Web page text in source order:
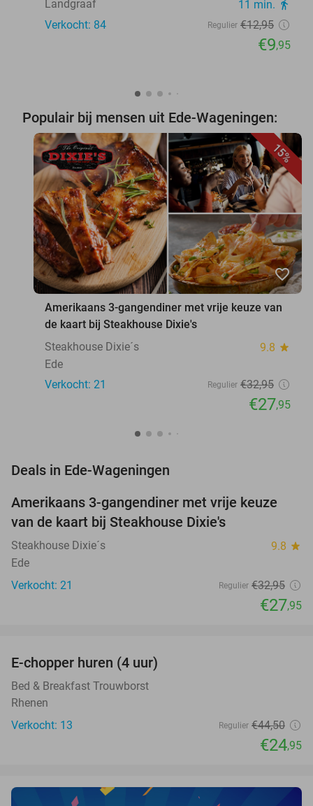
Landgraaf 11 min. directions_walk
Verkocht: 84 Regulier €12,95
€9,95
Populair bij mensen uit Ede-Wageningen:
15%
favorite_border
Amerikaans 3-gangendiner met vrije keuze van
de kaart bij Steakhouse Dixie's
Steakhouse Dixie´s
9.8 star
Ede
Verkocht: 21
Regulier €32,95
€27,95
Deals in Ede-Wageningen
15%
Amerikaans 3-gangendiner met vrije keuze
van de kaart bij Steakhouse Dixie's
Steakhouse Dixie´s 9.8 star
Ede
Verkocht: 21
Regulier €32,95
€27,95
NEW
TODAY
E-chopper huren (4 uur)
Bed & Breakfast Trouwborst
Rhenen
Verkocht: 13
Regulier €44,50
€24,95